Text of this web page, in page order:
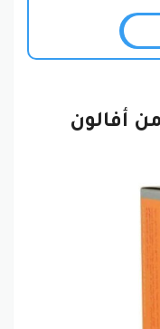
أفالون